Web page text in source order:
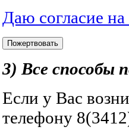
Даю согласие
3) Все способы
Если у Вас
телефону